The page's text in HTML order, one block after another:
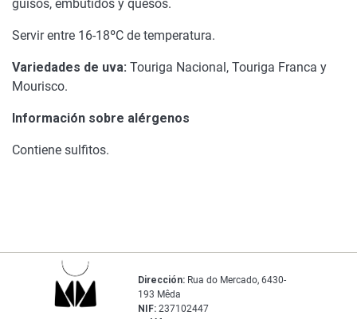
guisos, embutidos y quesos.
Servir entre 16-18ºC de temperatura.
Variedades de uva: Touriga Nacional, Touriga Franca y
Mourisco.
Información sobre alérgenos
Contiene sulfitos.
Dirección: Rua do Mercado, 6430-
193 Mêda
NIF: 237102447